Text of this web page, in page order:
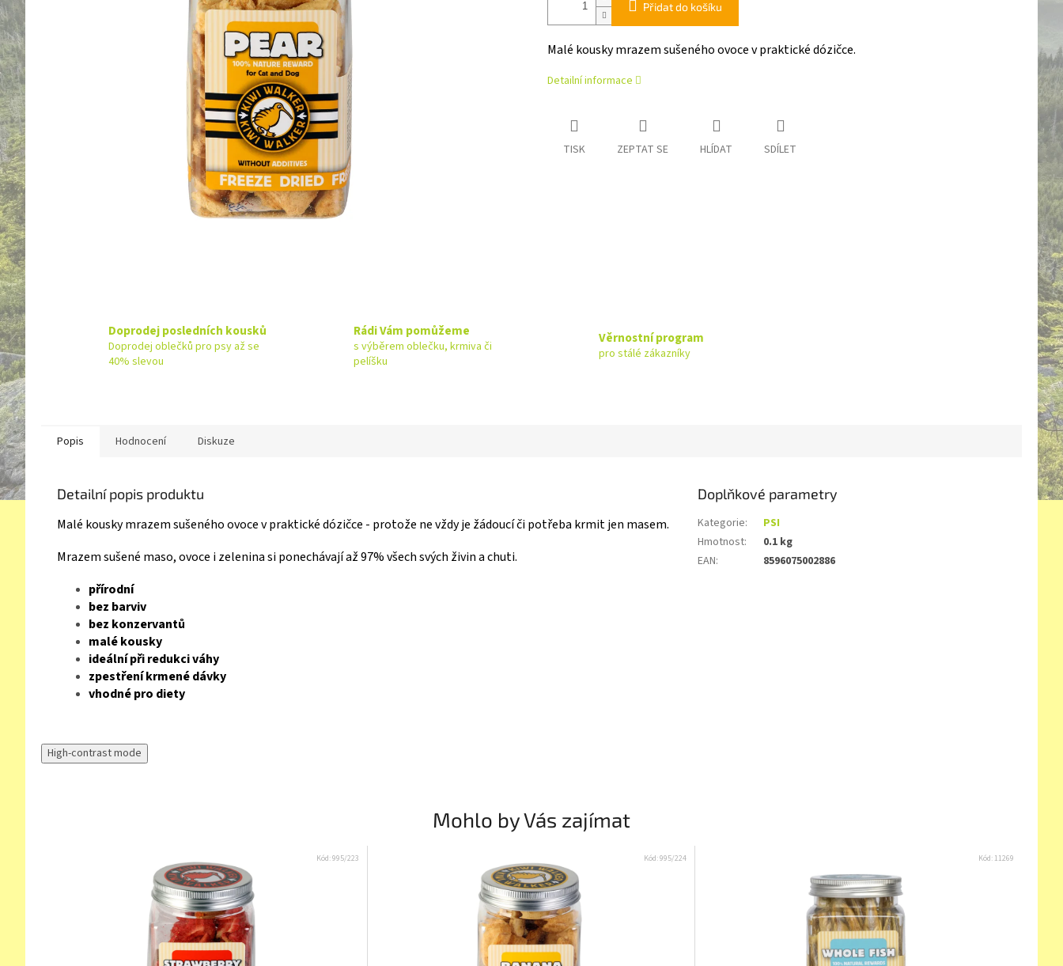
Přidat do košíku
Malé kousky mrazem sušeného ovoce v praktické dózičce.
Detailní informace
TISK ZEPTAT SE HLÍDAT SDÍLET
Doprodej posledních kousků
Doprodej oblečků pro psy až se
40% slevou
Rádi Vám pomůžeme
s výběrem oblečku, krmiva či
pelíšku
Věrnostní program
pro stálé zákazníky
Popis Hodnocení Diskuze
Detailní popis produktu
Malé kousky mrazem sušeného ovoce v praktické dózičce - protože ne vždy je žádoucí či potřeba krmit jen masem.
Mrazem sušené maso, ovoce i zelenina si ponechávají až 97% všech svých živin a chuti.
přírodní
bez barviv
bez konzervantů
malé kousky
ideální při redukci váhy
zpestření krmené dávky
vhodné pro diety
Doplňkové parametry
Kategorie:
PSI
Hmotnost:
0.1 kg
EAN: 8596075002886
High-contrast mode
Mohlo by Vás zajímat
Kód:995/223 Kód:995/224 Kód: 11269